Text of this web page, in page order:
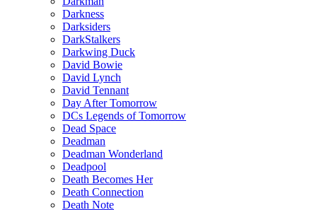
Darkness
Darksiders
DarkStalkers
Darkwing Duck
David Bowie
David Lynch
David Tennant
Day After Tomorrow
DCs Legends of Tomorrow
Dead Space
Deadman
Deadman Wonderland
Deadpool
Death Becomes Her
Death Connection
Death Note